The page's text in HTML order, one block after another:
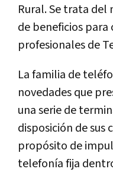
Rural. Se trata
de beneficios para
profesionales de
La familia de
novedades que
una serie de
disposición de sus
propósito de
telefoní­a fija